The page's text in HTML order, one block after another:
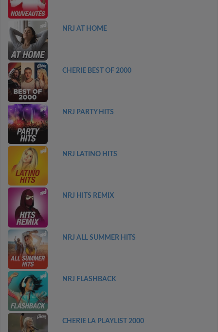
NRJ AT HOME
CHERIE BEST OF 2000
NRJ PARTY HITS
NRJ LATINO HITS
NRJ HITS REMIX
NRJ ALL SUMMER HITS
NRJ FLASHBACK
CHERIE LA PLAYLIST 2000